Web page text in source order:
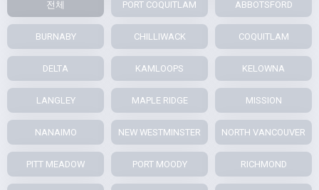
전체 PORT COQUITLAM ABBOTSFORD
BURNABY CHILLIWACK COQUITLAM
DELTA KAMLOOPS KELOWNA
LANGLEY MAPLE RIDGE MISSION
NANAIMO NEW WESTMINSTER NORTH VANCOUVER
PITT MEADOW PORT MOODY RICHMOND